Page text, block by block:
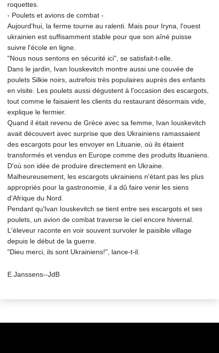
roquettes.
- Poulets et avions de combat -
Aujourd'hui, la ferme tourne au ralenti. Mais pour Iryna, l'ouest
ukrainien est suffisamment stable pour que son aîné puisse
suivre l'école en ligne.
"Nous nous sentons en sécurité ici", se satisfait-t-elle.
Dans le jardin, Ivan Iouskevitch montre aussi une couvée de
poulets Silkie noirs, autrefois très populaires auprès des enfants
en visite. Les poulets aussi dégustent à l'occasion des escargots,
tout comme le faisaient les clients du restaurant désormais vide,
explique le fermier.
Quand il était revenu de Grèce avec sa femme, Ivan Iouskevitch
avait découvert avec surprise que des Ukrainiens ramassaient
des escargots pour les envoyer en Lituanie, où ils étaient
transformés et vendus en Europe comme des produits lituaniens.
D'où son idée de produire directement en Ukraine.
Malheureusement, les escargots ukrainiens n'étant pas les plus
appropriés pour la gastronomie, il a dû faire venir les siens
d'Afrique du Nord.
Pendant qu'Ivan Iouskevitch se tient entre ses escargots et ses
poulets, un avion de combat traverse le ciel encore hivernal.
L'éleveur raconte en voir souvent survoler le paisible village
depuis le début de la guerre.
"Dieu merci, ils sont Ukrainiens!", lance-t-il.
E.Janssens--JdB